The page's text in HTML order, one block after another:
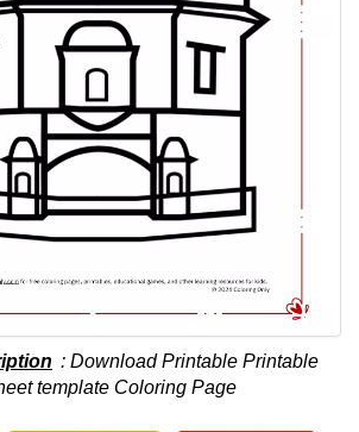
: Download Printable Printable
template Coloring Page